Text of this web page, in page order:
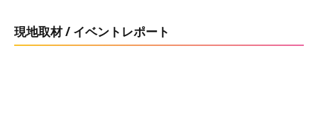
現地取材 / イベントレポート